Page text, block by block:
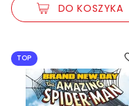
DO KOSZYKA
TOP